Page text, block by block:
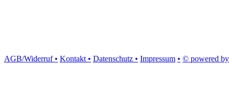
AGB/Widerruf • Kontakt • Datenschutz • Impressum • © powered